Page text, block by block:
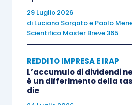
acquisto da considerare
ammortamento, mentre
rappresenta un onere
secondo competenza,
economico. Che l’importo
cespite siacosto rilevato
valutazione al costo
dal principio contabile OIC 16
29 Luglio 2026
di Luciano Sorgatoe Paolo
Scientifico Master Breve 365
REDDITO IMPRESA E IRAP
L’accumulo di dividendi
è un differimento della
die